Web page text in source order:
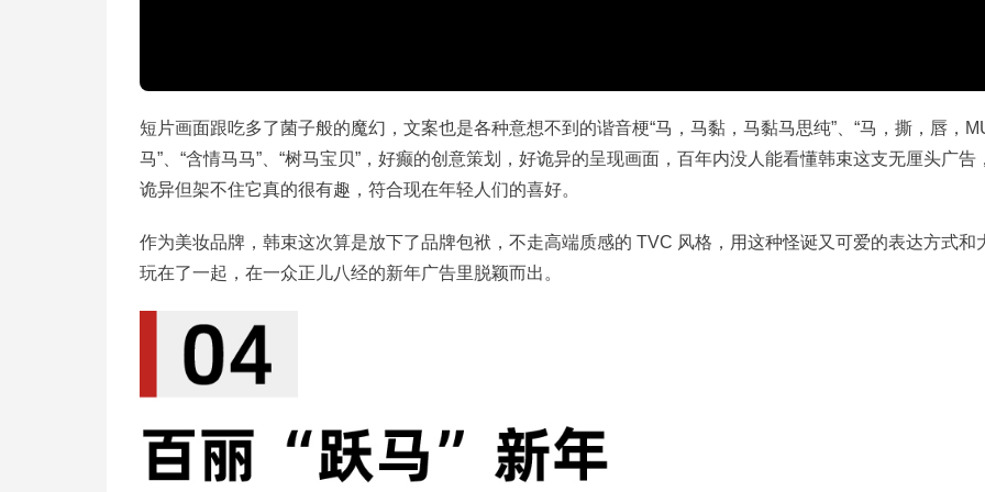
短片画面跟吃多了菌子般的魔幻，文案也是各种意想不到的谐音梗“马，马黏，马黏马思纯”、“马，撕，唇，
马”、“含情马马”、“树马宝贝”，好癫的创意策划，好诡异的呈现画面，百年内没人能看懂韩束这支无厘头广告
诡异但架不住它真的很有趣，符合现在年轻人们的喜好。
作为美妆品牌，韩束这次算是放下了品牌包袱，不走高端质感的 TVC 风格，用这种怪诞又可爱的表达方式和
玩在了一起，在一众正儿八经的新年广告里脱颖而出。